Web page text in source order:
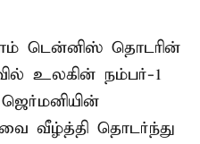
டென்னிஸ் தொடரின்
உலகின் நம்பர்-1
வீழ்த்தி தொடர்ந்து